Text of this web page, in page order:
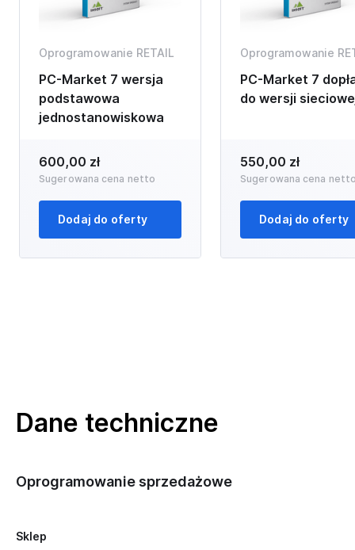
Oprogramowanie RETAIL
PC-Market 7 wersja
podstawowa
jednostanowiskowa
600,00 zł
Sugerowana cena netto
Dodaj do oferty
Oprogramowanie
PC-Market 7
do wersji
550,00 zł
Sugerowana cena
Dodaj do oferty
Dane techniczne
Oprogramowanie sprzedażowe
Sklep